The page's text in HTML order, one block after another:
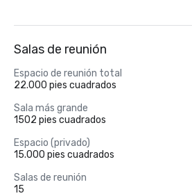
Salas de reunión
Espacio de reunión total
22.000 pies cuadrados
Sala más grande
1502 pies cuadrados
Espacio (privado)
15.000 pies cuadrados
Salas de reunión
15